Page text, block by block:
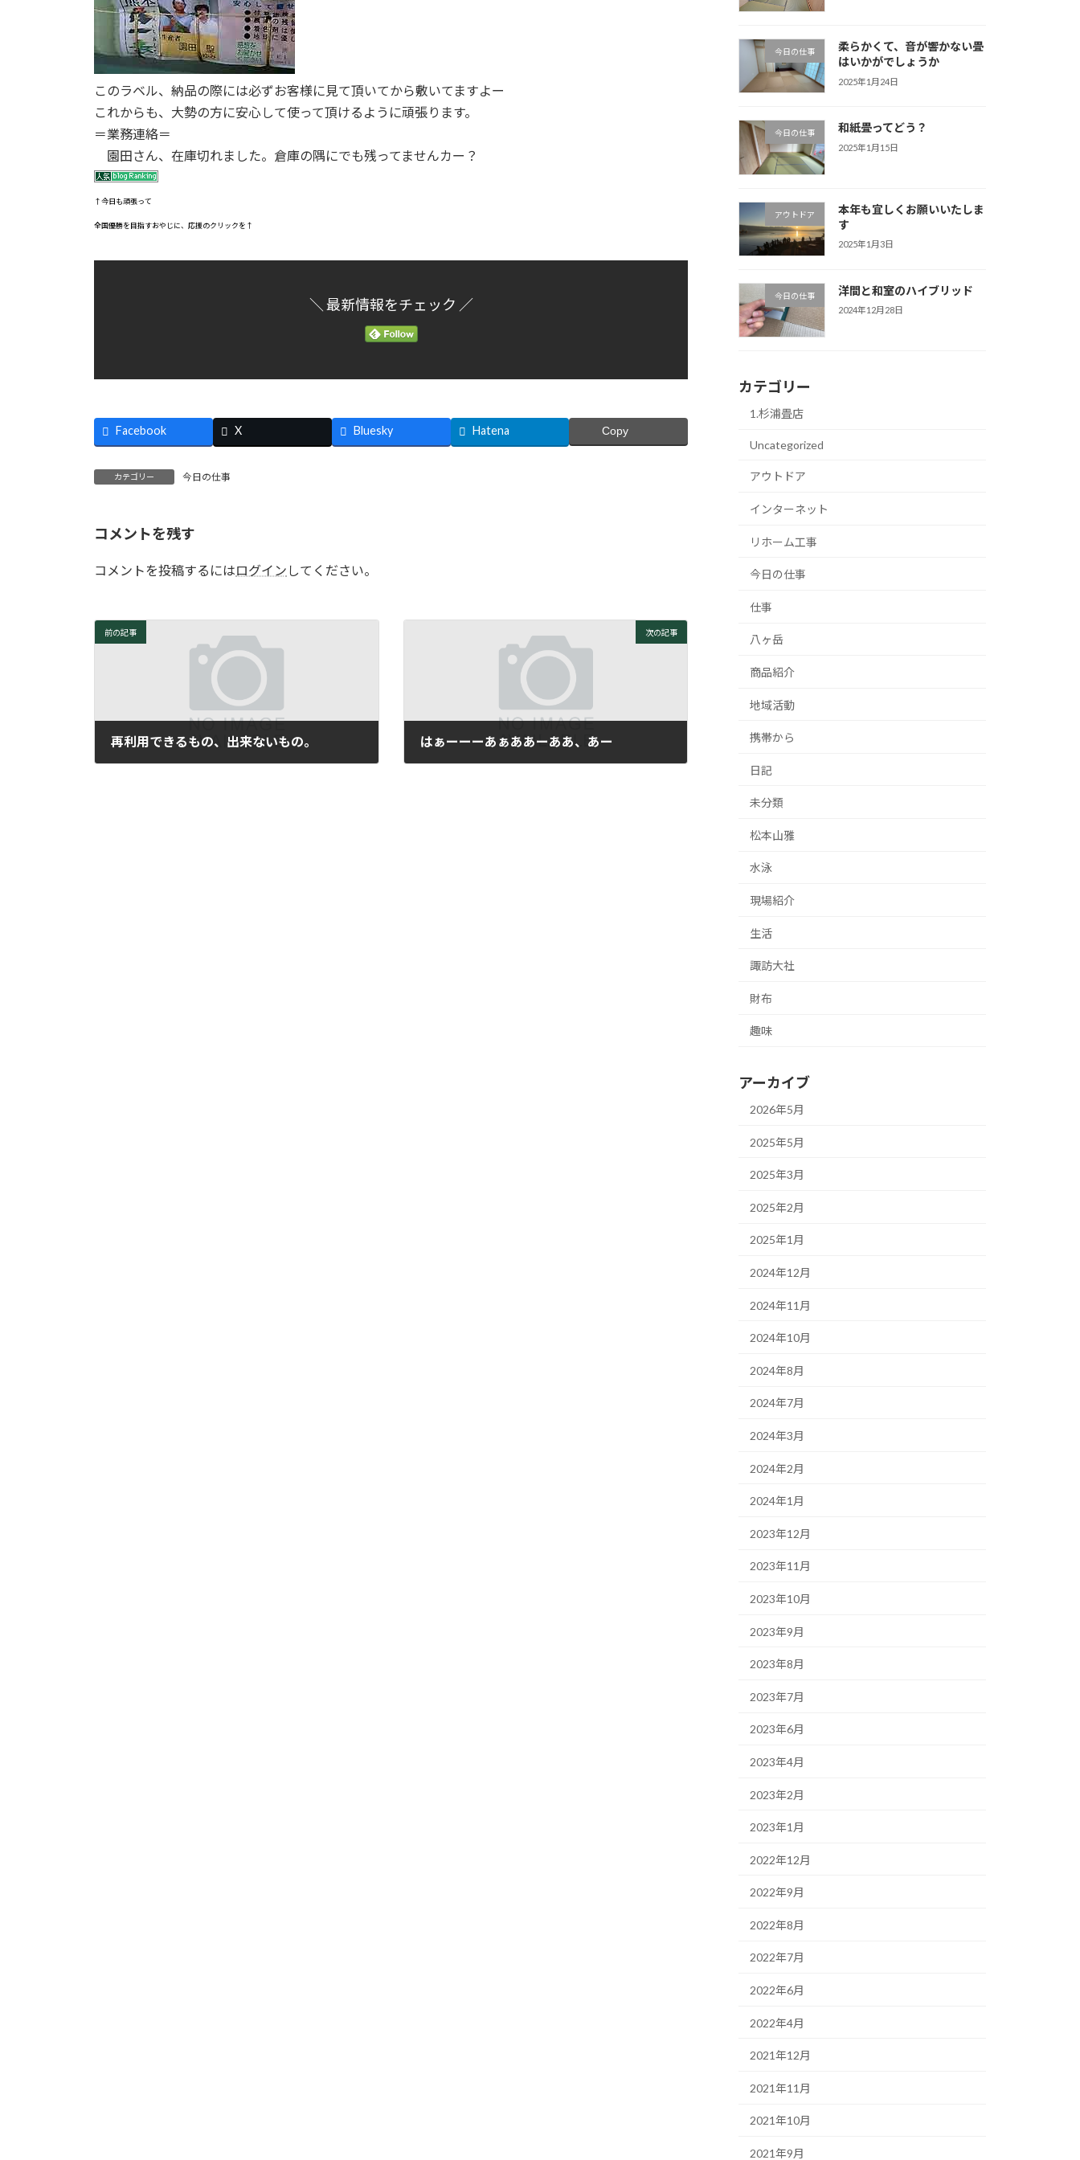
このラベル、納品の際には必ずお客様に見て頂いてから敷いてますよー
これからも、大勢の方に安心して使って頂けるように頑張ります。
＝業務連絡＝
園田さん、在庫切れました。倉庫の隅にでも残ってませんカー？
↑今日も頑張って
全国優勝を目指すおやじに、応援のクリックを↑
＼ 最新情報をチェック ／
Facebook X Bluesky Hatena Copy
カテゴリー 今日の仕事
コメントを残す
コメントを投稿するにはログイン してください。
前の記事
再利用できるもの、出来ないもの。
次の記事
はぁーーーあぁああーああ、あー
今日の仕事
柔らかくて、音が響かない畳
はいかがでしょうか
2025年1月24日
今日の仕事 和紙畳ってどう？
2025年1月15日
アウトドア
本年も宜しくお願いいたしま
す
2025年1月3日
今日の仕事 洋間と和室のハイブリッド
2024年12月28日
カテゴリー
1.杉浦畳店
Uncategorized
アウトドア
インターネット
リホーム工事
今日の仕事
仕事
八ヶ岳
商品紹介
地域活動
携帯から
日記
未分類
松本山雅
水泳
現場紹介
生活
諏訪大社
財布
趣味
アーカイブ
2026年5月
2025年5月
2025年3月
2025年2月
2025年1月
2024年12月
2024年11月
2024年10月
2024年8月
2024年7月
2024年3月
2024年2月
2024年1月
2023年12月
2023年11月
2023年10月
2023年9月
2023年8月
2023年7月
2023年6月
2023年4月
2023年2月
2023年1月
2022年12月
2022年9月
2022年8月
2022年7月
2022年6月
2022年4月
2021年12月
2021年11月
2021年10月
2021年9月